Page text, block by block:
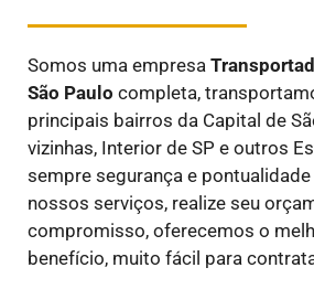
Somos uma empresa
São Paulo completa,
principais bairros da Capital de
vizinhas, Interior de SP e outros
sempre segurança e
nossos serviços, realize seu
compromisso, oferecemos o
benefício, muito fácil para